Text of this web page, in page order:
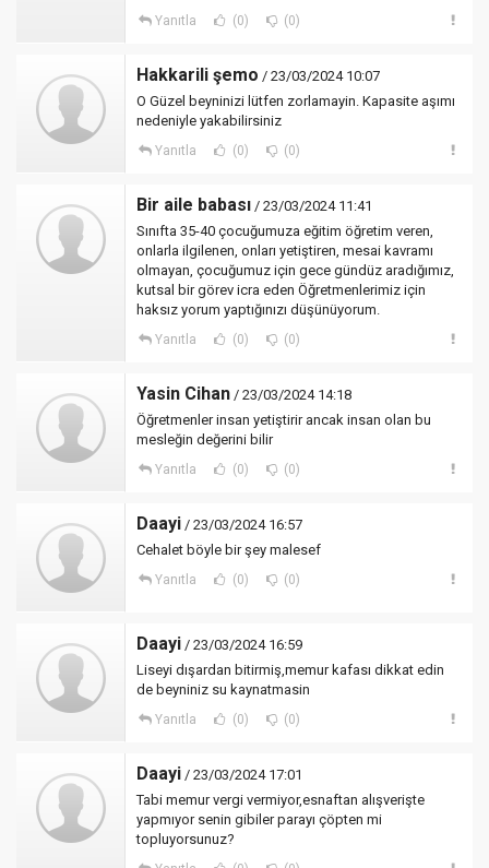
Yanıtla (0) (0)
Hakkarili şemo / 23/03/2024 10:07
O Güzel beyninizi lütfen zorlamayin. Kapasite aşımı
nedeniyle yakabilirsiniz
Yanıtla (0) (0)
Bir aile babası / 23/03/2024 11:41
Sınıfta 35-40 çocuğumuza eğitim öğretim veren,
onlarla ilgilenen, onları yetiştiren, mesai kavramı
olmayan, çocuğumuz için gece gündüz aradığımız,
kutsal bir görev icra eden Öğretmenlerimiz için
haksız yorum yaptığınızı düşünüyorum.
Yanıtla (0) (0)
Yasin Cihan / 23/03/2024 14:18
Öğretmenler insan yetiştirir ancak insan olan bu
mesleğin değerini bilir
Yanıtla (0) (0)
Daayi / 23/03/2024 16:57
Cehalet böyle bir şey malesef
Yanıtla (0) (0)
Daayi / 23/03/2024 16:59
Liseyi dışardan bitirmiş,memur kafası dikkat edin
de beyniniz su kaynatmasin
Yanıtla (0) (0)
Daayi / 23/03/2024 17:01
Tabi memur vergi vermiyor,esnaftan alışverişte
yapmıyor senin gibiler parayı çöpten mi
topluyorsunuz?